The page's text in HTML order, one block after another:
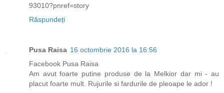
93010?pnref=story
Răspundeți
Pusa Raisa 16 octombrie 2016 la 16:56
Facebook Pusa Raisa
Am avut foarte putine produse de la Melkior dar mi - au
placut foarte mult. Rujurile si fardurile de pleoape le ador !